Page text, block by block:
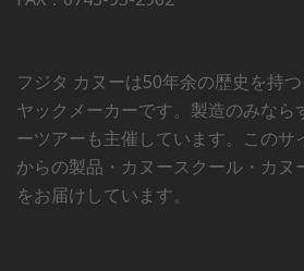
フジタ カヌーは50年余の歴史を持
ヤックメーカーです。製造のみなら
ーツアーも主催しています。このサ
からの製品・カヌースクール・カヌ
をお届けしています。